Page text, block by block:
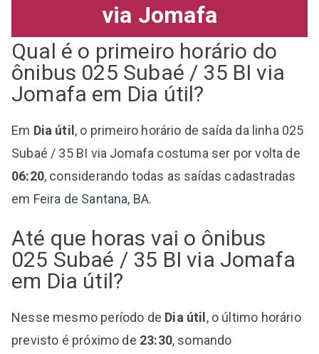
via Jomafa
Qual é o primeiro horário do
ônibus 025 Subaé / 35 BI via
Jomafa em Dia útil?
Em Dia útil, o primeiro horário de saída da linha 025
Subaé / 35 BI via Jomafa costuma ser por volta de
06:20, considerando todas as saídas cadastradas
em Feira de Santana, BA.
Até que horas vai o ônibus
025 Subaé / 35 BI via Jomafa
em Dia útil?
Nesse mesmo período de Dia útil, o último horário
previsto é próximo de 23:30, somando